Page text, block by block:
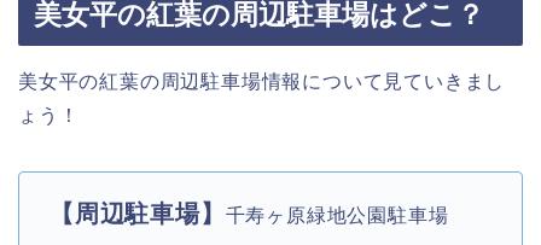
美女平の紅葉の周辺駐車場はどこ？
美女平の紅葉の周辺駐車場情報について見ていきまし
ょう！
【周辺駐車場】 千寿ヶ原緑地公園駐車場